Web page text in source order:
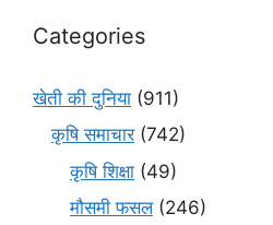
Categories
खेती की दुनिया (911)
कृषि समाचार(742)
कृषि शिक्षा (49)
मौसमी फसल(246)